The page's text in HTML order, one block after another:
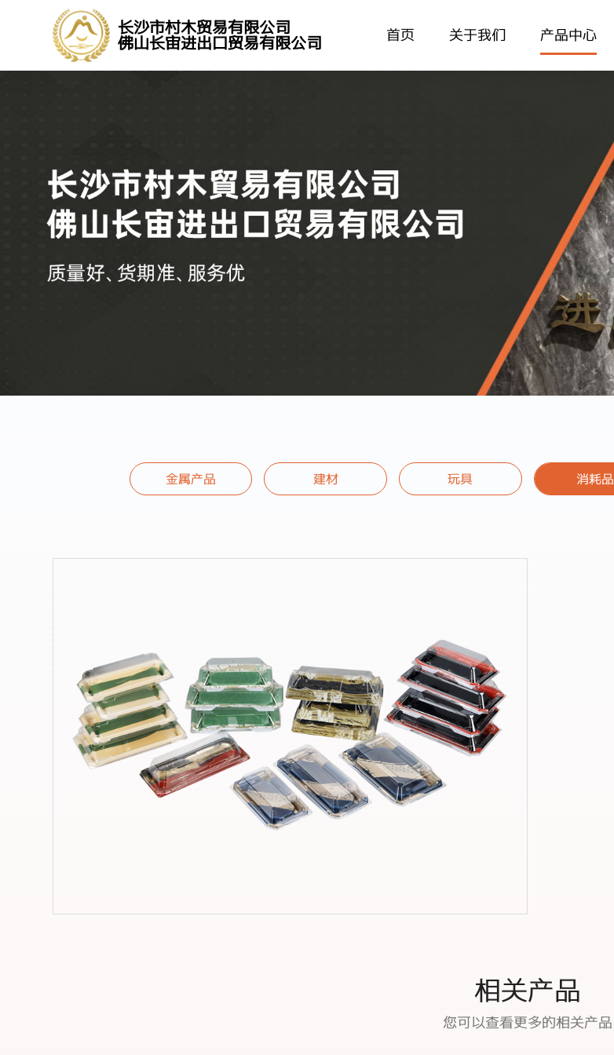
长沙市村木贸易有限公司
佛山长宙进出口贸易有限公司
首页 关于我们 产品中心
消耗品
竹木产品
其它系列
金属产品 建材 玩具 消耗品
相关产品
您可以查看更多的相关产品